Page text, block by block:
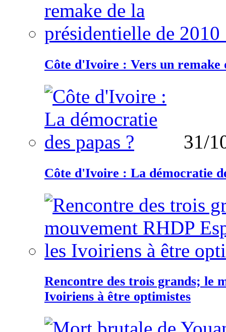
Côte d'Ivoire : Vers un remake
31/
Côte d'Ivoire : La démocratie
Rencontre des trois grands; le
Ivoiriens à être optimistes